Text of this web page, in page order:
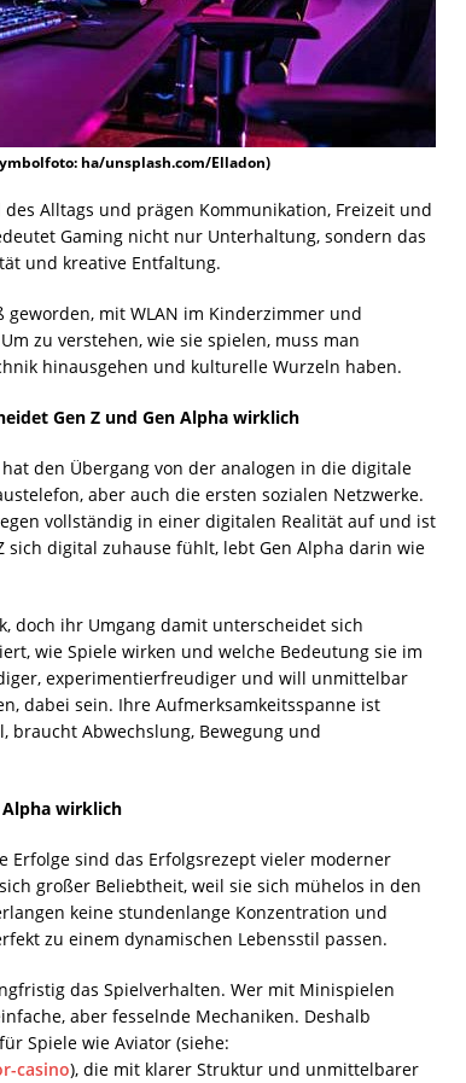
ha/unsplash.com/Elladon)
Alltags und prägen Kommunikation, Freizeit und
Gaming nicht nur Unterhaltung, sondern das
und kreative Entfaltung.
mit WLAN im Kinderzimmer und
zu verstehen, wie sie spielen, muss man
hinausgehen und kulturelle Wurzeln haben.
Gen Z und Gen Alpha wirklich
den Übergang von der analogen in die digitale
aber auch die ersten sozialen Netzwerke.
vollständig in einer digitalen Realität auf und ist
sich digital zuhause fühlt, lebt Gen Alpha darin wie
doch ihr Umgang damit unterscheidet sich
wie Spiele wirken und welche Bedeutung sie im
experimentierfreudiger und will unmittelbar
dabei sein. Ihre Aufmerksamkeitsspanne ist
braucht Abwechslung, Bewegung und
Alpha wirklich
Erfolge sind das Erfolgsrezept vieler moderner
großer Beliebtheit, weil sie sich mühelos in den
keine stundenlange Konzentration und
zu einem dynamischen Lebensstil passen.
das Spielverhalten. Wer mit Minispielen
aber fesselnde Mechaniken. Deshalb
Spiele wie Aviator (siehe:
casino), die mit klarer Struktur und unmittelbarer